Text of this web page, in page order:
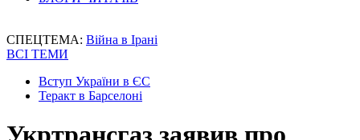
СПЕЦТЕМА: Війна в Ірані
ВСІ ТЕМИ
Вступ України в ЄС
Теракт в Барселоні